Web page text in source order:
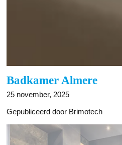
Badkamer Almere
25 november, 2025
Gepubliceerd door Brimotech